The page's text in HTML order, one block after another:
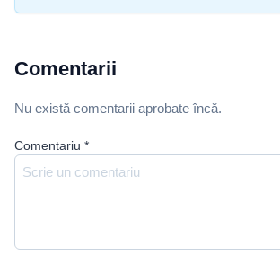
Comentarii
Nu există comentarii aprobate încă.
Comentariu *